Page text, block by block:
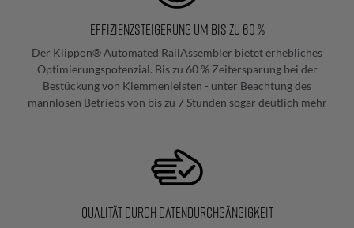
Halbautomatische
Beschriftung
Manuelle
Kabelkonfektionierung
Vorverdrahtung
Effizienzsteigerung um bis zu 60 %
Der Klippon® Automated RailAssembler bietet erhebliches
Optimierungspotenzial. Bis zu 60 % Zeitersparung bei der
Bestückung von Klemmenleisten - unter Beachtung des
mannlosen Betriebs von bis zu 7 Stunden sogar deutlich mehr
Qualität durch Datendurchgängigkeit